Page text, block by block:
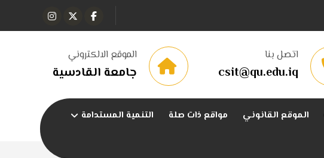
الموقع الالكتروني
جامعة القادسية
اتصل بنا
csit@qu.edu.iq
الموقع القانوني مواقع ذات صلة
التنمية المستدامة